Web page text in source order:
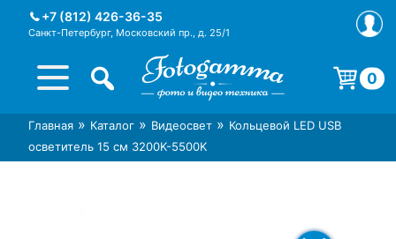
+7 (812) 426-36-35
Санкт-Петербург, Московский пр., д. 25/1
Интернет-магазин фототехники
Foto-Gamma в СПб
Магазин фотоаксессуаров foto-
gamma.ru
0
Корзина пуста.
Главная » Каталог » Видеосвет » Кольцевой LED USB
осветитель 15 см 3200K-5500K